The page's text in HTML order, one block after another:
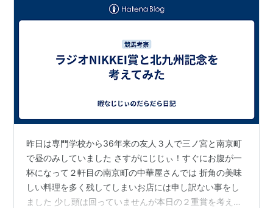
昨日は専門学校から36年来の友人３人で三ノ宮と南京町
で昼のみしていました さすがにじじぃ！すぐにお腹が一
杯になって２軒目の南京町の中華屋さんでは 折角の美味
しい料理を多く残してしまいお店には申し訳ない事をし
ました 少し頭は回っていませんが本日の２重賞を考えて